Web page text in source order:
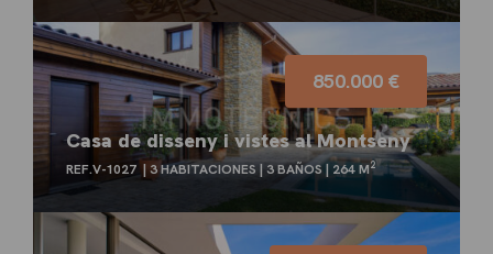
Casa de disseny i vistes al Montseny
REF.V-1027 3 HABITACIONES 3 BAÑOS 264 M2
850.000 €